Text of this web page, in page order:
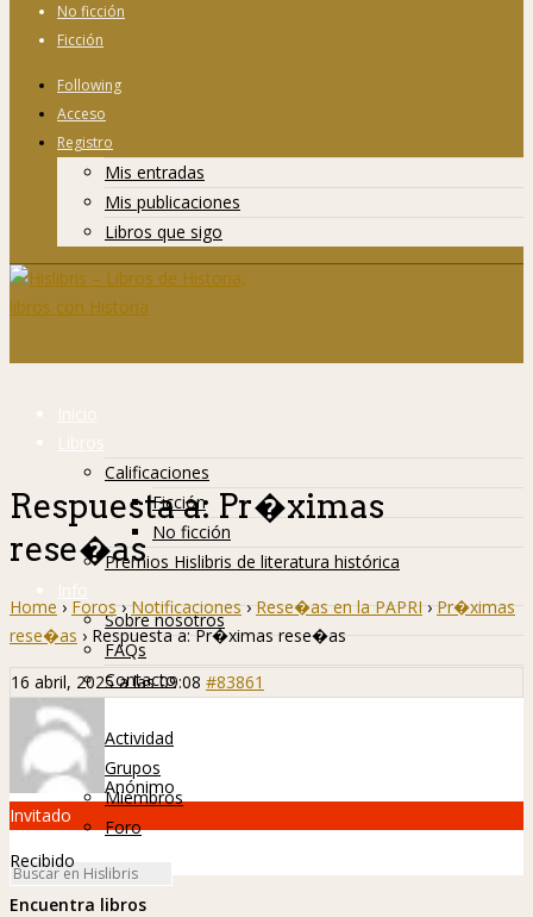
No ficción
Ficción
Following
Acceso
Registro
Mis entradas
Mis publicaciones
Libros que sigo
Inicio
Libros
Calificaciones
Ficción
No ficción
Premios Hislibris de literatura histórica
Info
Sobre nosotros
FAQs
Contacto
Hislibreños
Actividad
Grupos
Miembros
Foro
Respuesta a: Pr�ximas
rese�as
Home › Foros › Notificaciones › Rese�as en la PAPRI › Pr�ximas
rese�as › Respuesta a: Pr�ximas rese�as
16 abril, 2025 a las 09:08 #83861
Anónimo
Invitado
Recibido
Encuentra libros